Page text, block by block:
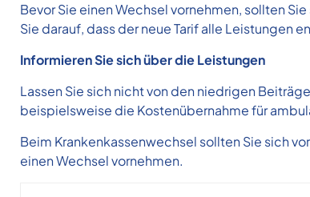
Bevor Sie einen Wechsel vornehmen, sollten
Sie darauf, dass der neue Tarif alle Leistungen
Informieren Sie sich über die Leistungen
Lassen Sie sich nicht von den niedrigen
beispielsweise die Kostenübernahme für
Beim Krankenkassenwechsel sollten Sie sich
einen Wechsel vornehmen.